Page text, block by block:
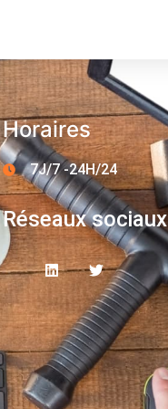
Horaires
7J/7 -24H/24
Réseaux sociaux